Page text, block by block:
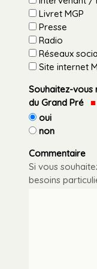
Livret MGP
Presse
Radio
Réseaux
Site internet
Souhaitez-vous
du Grand Pré
oui
non
Commentaire
Si vous
besoins